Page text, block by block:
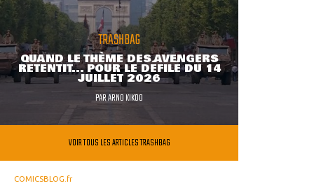
TRASHBAG
QUAND LE THÈME DES AVENGERS
RETENTIT... POUR LE DÉFILÉ DU 14
JUILLET 2026
PARARNO KIKOO
VOIR TOUS LES ARTICLES TRASHBAG
COMICSBLOG.fr